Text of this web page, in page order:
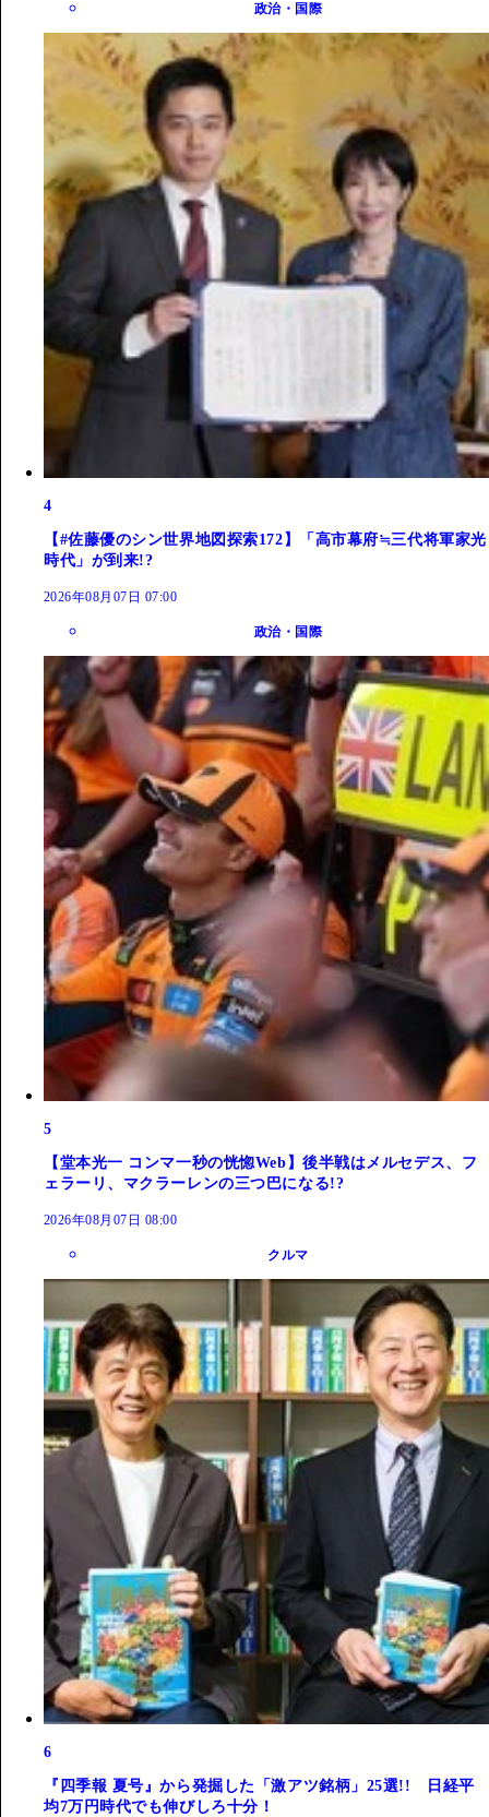
政治・国際
4
【#佐藤優のシン世界地図探索172】「高市幕府≒三代将軍家光
時代」が到来!?
2026年08月07日 07:00
政治・国際
5
【堂本光一 コンマ一秒の恍惚Web】後半戦はメルセデス、フ
ェラーリ、マクラーレンの三つ巴になる!?
2026年08月07日 08:00
クルマ
6
『四季報 夏号』から発掘した「激アツ銘柄」25選!! 日経平
均7万円時代でも伸びしろ十分！